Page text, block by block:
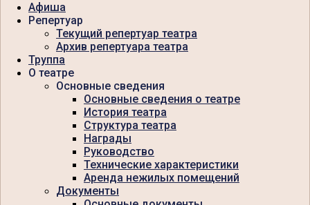
Афиша
Репертуар
Текущий репертуар театра
Архив репертуара театра
Труппа
О театре
Основные сведения
Основные сведения о театре
История театра
Структура театра
Награды
Руководство
Технические характеристики
Аренда нежилых помещений
Документы